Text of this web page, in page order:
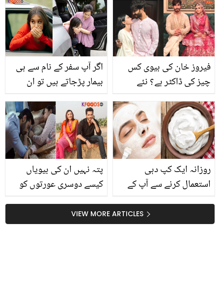
آپ کو اس مرض سے مکمل
نجات
اگر آپ سفر کے نام سے ہی
بیمار پڑجاتے ہیں تو ان
آسان ہو جائے گا
فیروز خان کی بیوی کس
چیز کی ڈاکٹر ہے؟ نئے
پتہ نہیں ان کی بیویاں
کیسے دوسری عورتوں کو
مُرتسم اور میرب کی مُحبت
پر سوشل میڈیا صارفین
روزانہ ایک کپ دہی
استعمال کرنے سے آپ کے
ڈاکٹر بلقیس کا گلاس اسکن
چیلنج، شیشے جیسی اسکن
VIEW MORE ARTICLES